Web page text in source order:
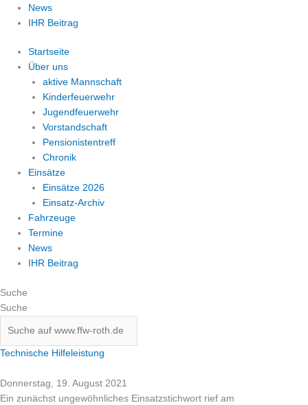
News
IHR Beitrag
Startseite
Über uns
aktive Mannschaft
Kinderfeuerwehr
Jugendfeuerwehr
Vorstandschaft
Pensionistentreff
Chronik
Einsätze
Einsätze 2026
Einsatz-Archiv
Fahrzeuge
Termine
News
IHR Beitrag
Suche
Suche
Technische Hilfeleistung
Donnerstag, 19. August 2021
Ein zunächst ungewöhnliches Einsatzstichwort rief am